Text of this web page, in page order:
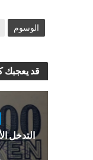
الوسوم
قد يعجبك
التدخل